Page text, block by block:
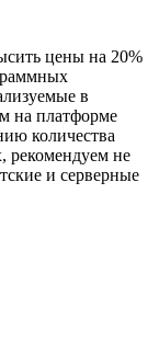
цены на 20%
в
на платформе
количества
рекомендуем не
и серверные